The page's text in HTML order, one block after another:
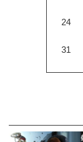
24
31